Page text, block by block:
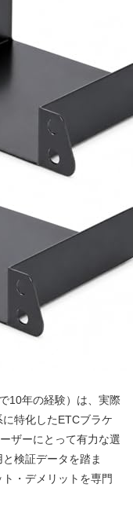
10年の経験）は、実際
特化したETCブラケ
ザーにとって有力な選
検証データを踏ま
・デメリットを専門